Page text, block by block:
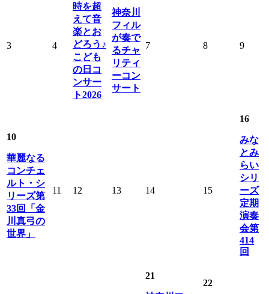
3 4
時を超
えて音
楽とお
どろう♪
こども
の日コ
ンサー
ト2026
神奈川
フィル
が奏で
るチャ
リティ
ーコン
サート
7 8 9
10
華麗なる
コンチェ
ルト・シ
リーズ第
33回「金
川真弓の
世界」
11 12 13 14 15
16
みな
とみ
らい
シリ
ーズ
定期
演奏
会第
414
回
21
22